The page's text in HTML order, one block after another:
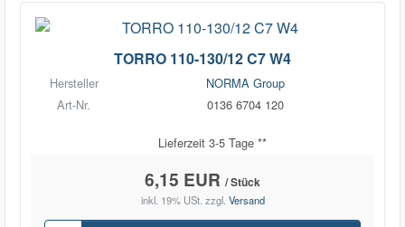
TORRO 110-130/12 C7 W4
Hersteller
NORMA Group
Art-Nr.
0136 6704 120
Lieferzeit 3-5 Tage **
6,15 EUR / Stück
inkl. 19% USt. zzgl. Versand